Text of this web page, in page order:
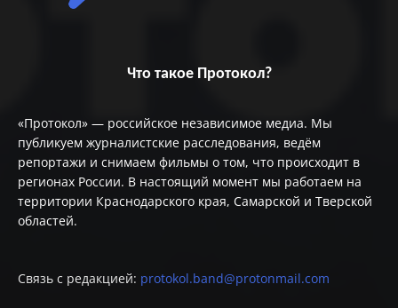
Что такое Протокол?
«Протокол» — российское независимое медиа. Мы
публикуем журналистские расследования, ведём
репортажи и снимаем фильмы о том, что происходит в
регионах России. В настоящий момент мы работаем на
территории Краснодарского края, Самарской и Тверской
областей.
Связь с редакцией: protokol.band@protonmail.com